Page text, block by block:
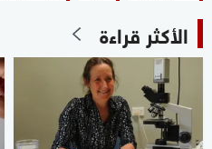
الأكثر قراءة